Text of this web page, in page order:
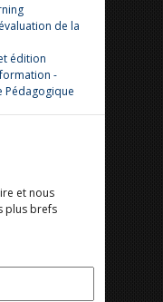
de la
édition
-
Pédagogique
et nous
plus brefs